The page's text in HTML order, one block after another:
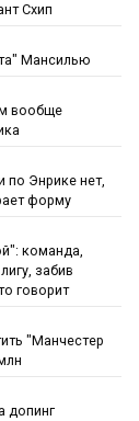
Схип
Мансилью
вообще
по Энрике нет,
форму
команда,
забив
говорит
"Манчестер
допинг